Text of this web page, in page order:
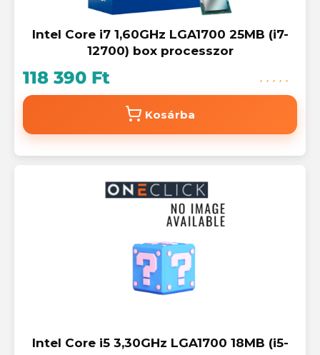
Intel Core i7 1,60GHz LGA1700 25MB (i7-
12700) box processzor
118 390 Ft
Kosárba
Intel Core i5 3,30GHz LGA1700 18MB (i5-